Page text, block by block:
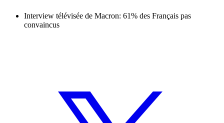
Interview télévisée de Macron: 61% des Français pas
convaincus